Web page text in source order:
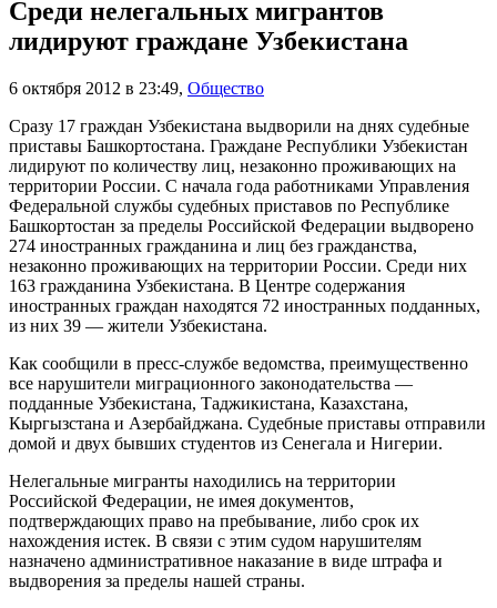
Среди нелегальных мигрантов
лидируют граждане Узбекистана
6 октября 2012 в 23:49, Общество
Сразу 17 граждан Узбекистана выдворили на днях судебные
приставы Башкортостана. Граждане Республики Узбекистан
лидируют по количеству лиц, незаконно проживающих на
территории России. С начала года работниками Управления
Федеральной службы судебных приставов по Республике
Башкортостан за пределы Российской Федерации выдворено
274 иностранных гражданина и лиц без гражданства,
незаконно проживающих на территории России. Среди них
163 гражданина Узбекистана. В Центре содержания
иностранных граждан находятся 72 иностранных подданных,
из них 39 — жители Узбекистана.
Как сообщили в пресс-службе ведомства, преимущественно
все нарушители миграционного законодательства —
подданные Узбекистана, Таджикистана, Казахстана,
Кыргызстана и Азербайджана. Судебные приставы отправили
домой и двух бывших студентов из Сенегала и Нигерии.
Нелегальные мигранты находились на территории
Российской Федерации, не имея документов,
подтверждающих право на пребывание, либо срок их
нахождения истек. В связи с этим судом нарушителям
назначено административное наказание в виде штрафа и
выдворения за пределы нашей страны.